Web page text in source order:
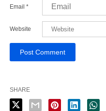
Email *
Website
SHARE